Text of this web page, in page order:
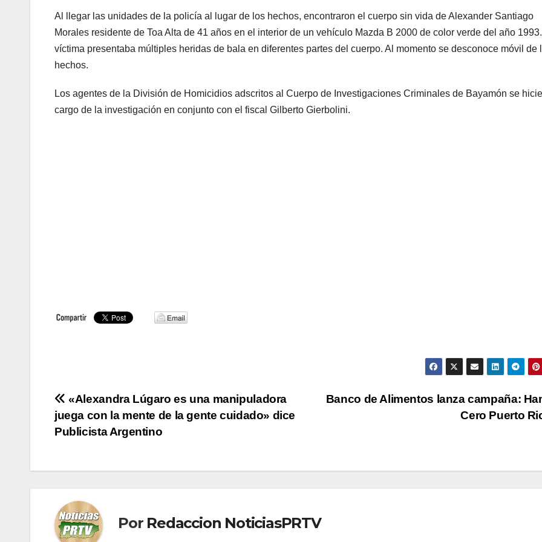
Al llegar las unidades de la policía al lugar de los hechos, encontraron el cuerpo sin vida de Alexander Santiago
Morales residente de Toa Alta de 41 años en el interior de un vehículo Mazda B 2000 de color verde del año
víctima presentaba múltiples heridas de bala en diferentes partes del cuerpo. Al momento se desconoce móvil de
hechos.
Los agentes de la División de Homicidios adscritos al Cuerpo de Investigaciones Criminales de Bayamón se
cargo de la investigación en conjunto con el fiscal Gilberto Gierbolini.
Navegación
de
Banco de Alimentos lanza campaña:
Cero Puerto
«Alexandra Lúgaro es una manipuladora
juega con la mente de la gente cuidado» dice
Publicista Argentino
Por Redaccion NoticiasPRTV